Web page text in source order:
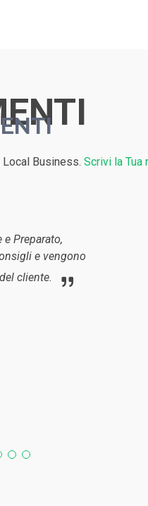
Business. Scrivi la Tua
e Preparato,
e vengono
cliente.